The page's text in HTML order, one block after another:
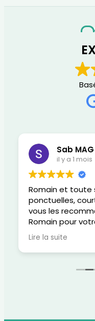
Sab MAG
il y a 1 mois
Romain et toute
ponctuelles,
vous les
Romain pour
super gars,
responsable
Félicitations
Lire la suite